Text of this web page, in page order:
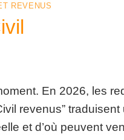
REVENUS
En 2026, les
revenus”
et d’où peuvent